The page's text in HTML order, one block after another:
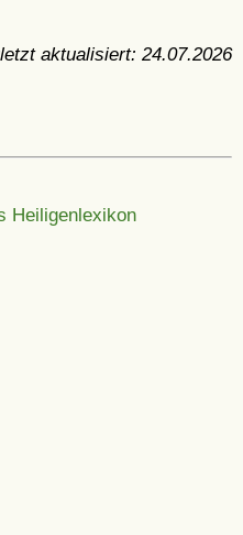
aktualisiert: 24.07.2026
Heiligenlexikon